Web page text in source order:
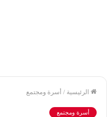
الرئيسية / أسرة ومجتمع
أسرة ومجتمع